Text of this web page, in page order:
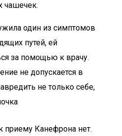
чашечек.
один из симптомов
путей, ей
за помощью к врачу.
не допускается в
не только себе,
приему Канефрона нет.